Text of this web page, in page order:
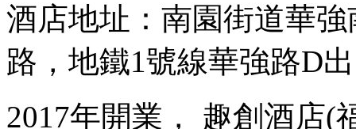
酒店地址：南園街道華
路，地鐵1號線華強路D
2017年開業， 趣創酒